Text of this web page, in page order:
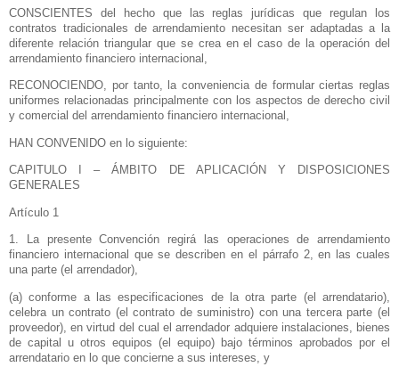
CONSCIENTES del hecho que las reglas jurídicas que regulan los
contratos tradicionales de arrendamiento necesitan ser adaptadas a la
diferente relación triangular que se crea en el caso de la operación del
arrendamiento financiero internacional,
RECONOCIENDO, por tanto, la conveniencia de formular ciertas reglas
uniformes relacionadas principalmente con los aspectos de derecho civil
y comercial del arrendamiento financiero internacional,
HAN CONVENIDO en lo siguiente:
CAPITULO I – ÁMBITO DE APLICACIÓN Y DISPOSICIONES
GENERALES
Artículo 1
1. La presente Convención regirá las operaciones de arrendamiento
financiero internacional que se describen en el párrafo 2, en las cuales
una parte (el arrendador),
(a) conforme a las especificaciones de la otra parte (el arrendatario),
celebra un contrato (el contrato de suministro) con una tercera parte (el
proveedor), en virtud del cual el arrendador adquiere instalaciones, bienes
de capital u otros equipos (el equipo) bajo términos aprobados por el
arrendatario en lo que concierne a sus intereses, y